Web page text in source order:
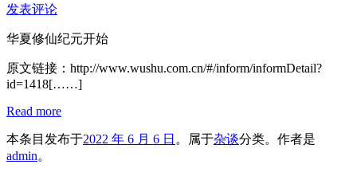
发表评论
华夏修仙纪元开始
原文链接：http://www.wushu.com.cn/#/inform/informDetail?
id=1418[……]
Read more
本条目发布于2022 年 6 月 6 日 。属于杂谈分类。 作者是
admin。